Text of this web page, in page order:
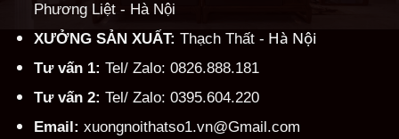
Phương Liệt - Hà Nội
XƯỞNG SẢN XUẤT: Thạch Thất - Hà Nội
Tư vấn 1: Tel/ Zalo: 0826.888.181
Tư vấn 2: Tel/ Zalo: 0395.604.220
Email: xuongnoithatso1.vn@Gmail.com